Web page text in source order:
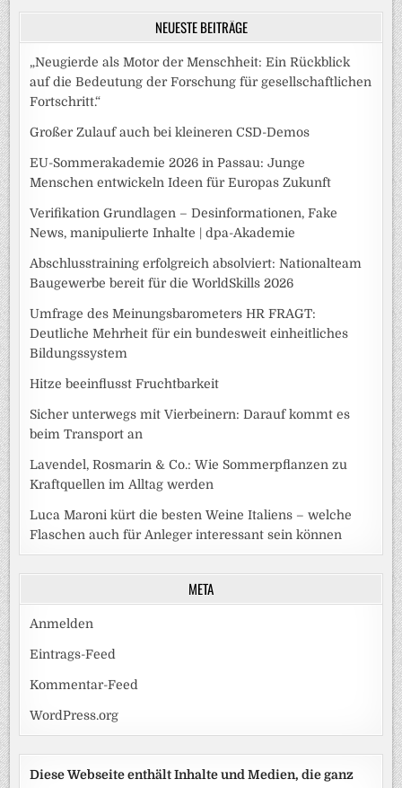
NEUESTE BEITRÄGE
„Neugierde als Motor der Menschheit: Ein Rückblick
auf die Bedeutung der Forschung für gesellschaftlichen
Fortschritt.“
Großer Zulauf auch bei kleineren CSD-Demos
EU-Sommerakademie 2026 in Passau: Junge
Menschen entwickeln Ideen für Europas Zukunft
Verifikation Grundlagen – Desinformationen, Fake
News, manipulierte Inhalte | dpa-Akademie
Abschlusstraining erfolgreich absolviert: Nationalteam
Baugewerbe bereit für die WorldSkills 2026
Umfrage des Meinungsbarometers HR FRAGT:
Deutliche Mehrheit für ein bundesweit einheitliches
Bildungssystem
Hitze beeinflusst Fruchtbarkeit
Sicher unterwegs mit Vierbeinern: Darauf kommt es
beim Transport an
Lavendel, Rosmarin & Co.: Wie Sommerpflanzen zu
Kraftquellen im Alltag werden
Luca Maroni kürt die besten Weine Italiens – welche
Flaschen auch für Anleger interessant sein können
META
Anmelden
Eintrags-Feed
Kommentar-Feed
WordPress.org
Diese Webseite enthält Inhalte und Medien, die ganz